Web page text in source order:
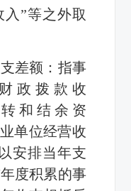
入”等之外取
差额：指事
政拨款收
和结余资
单位经营收
安排当年支
度积累的事